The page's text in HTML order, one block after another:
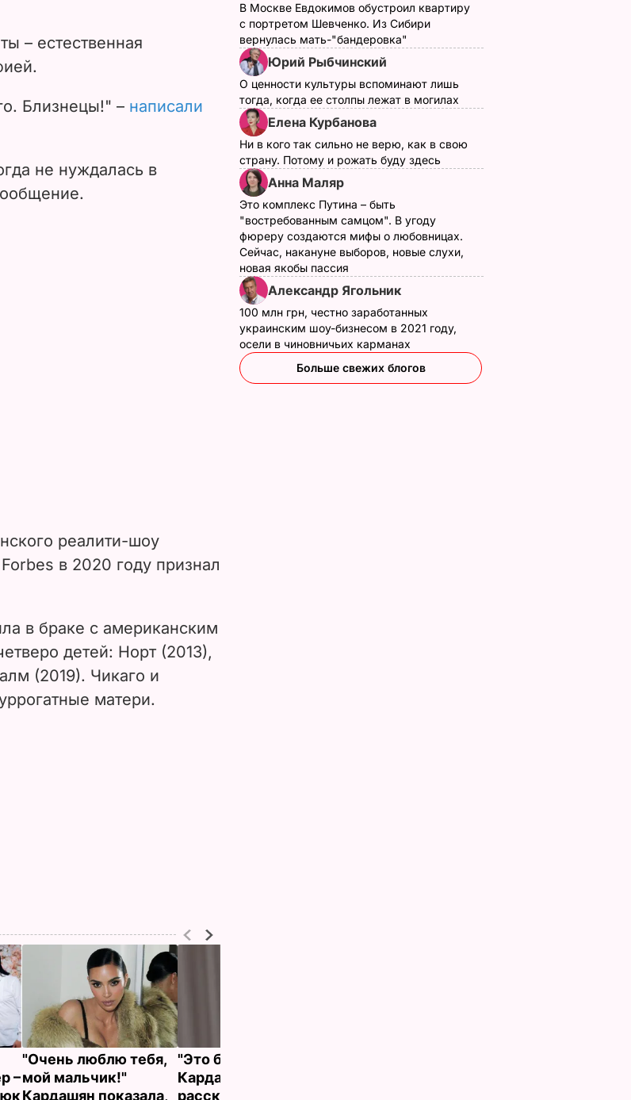
– естественная
Близнецы!" – написали
не нуждалась в
реалити-шоу
в 2020 году признал
в браке с американским
детей: Норт (2013),
(2019). Чикаго и
матери.
–
"Очень люблю тебя,
мой мальчик!"
Кардашян показала,
"Это было нелегко".
Кардашян
рассказала, что
В Москве Евдокимов обустроил квартиру
с портретом Шевченко. Из Сибири
вернулась мать-"бандеровка"
Юрий Рыбчинский
О ценности культуры вспоминают лишь
тогда, когда ее столпы лежат в могилах
Елена Курбанова
Ни в кого так сильно не верю, как в свою
страну. Потому и рожать буду здесь
Анна Маляр
Это комплекс Путина – быть
"востребованным самцом". В угоду
фюреру создаются мифы о любовницах.
Сейчас, накануне выборов, новые слухи,
новая якобы пассия
Александр Ягольник
100 млн грн, честно заработанных
украинским шоу-бизнесом в 2021 году,
осели в чиновничьих карманах
Больше свежих блогов